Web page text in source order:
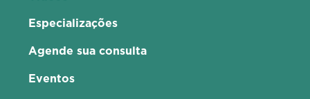
Especializações
Agende sua consulta
Eventos